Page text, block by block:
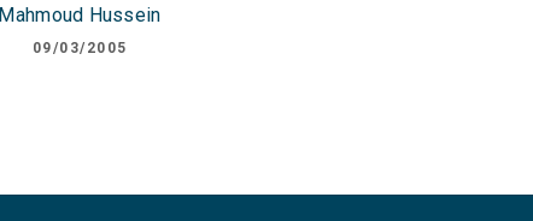
Mahmoud Hussein
09/03/2005